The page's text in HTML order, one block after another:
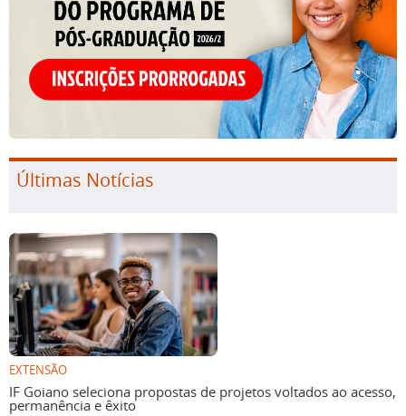
Últimas Notícias
EXTENSÃO
IF Goiano seleciona propostas de projetos voltados ao acesso,
permanência e êxito